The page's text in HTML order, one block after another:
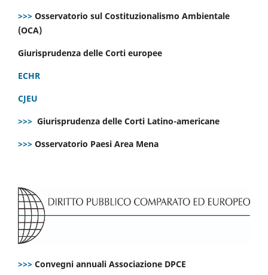
>>> Osservatorio sul Costituzionalismo Ambientale
(OCA)
Giurisprudenza delle Corti europee
ECHR
CJEU
>>> Giurisprudenza delle Corti Latino-americane
>>> Osservatorio Paesi Area Mena
>>> Convegni annuali Associazione DPCE